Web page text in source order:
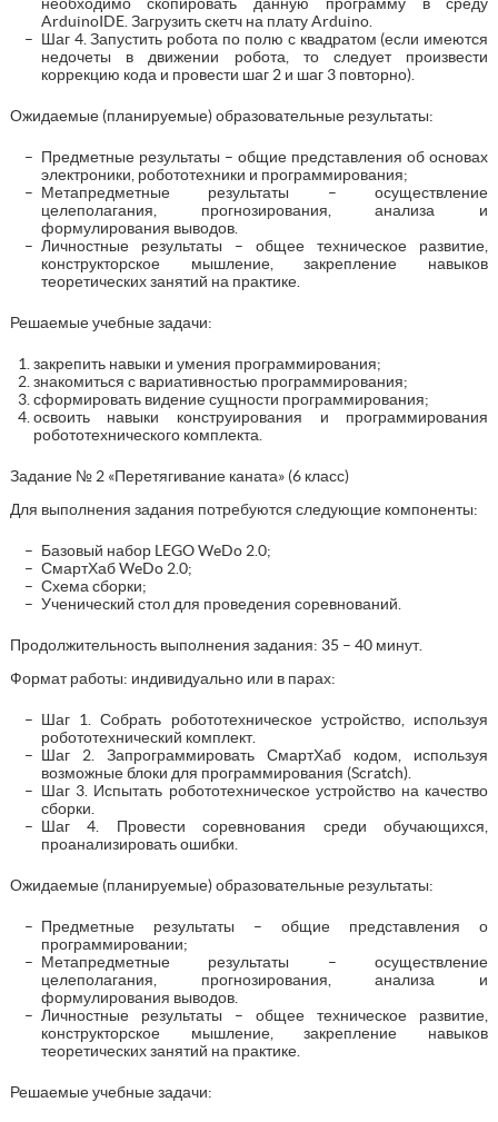
ArduinoIDE. Загрузить скетч на плату Arduino.
Шаг 4. Запустить робота по полю с квадратом (если имеются
недочеты в движении робота, то следует произвести
коррекцию кода и провести шаг 2 и шаг 3 повторно).
Ожидаемые (планируемые) образовательные результаты:
Предметные результаты – общие представления об основах
электроники, робототехники и программирования;
Метапредметные результаты – осуществление
целеполагания, прогнозирования, анализа и
формулирования выводов.
Личностные результаты – общее техническое развитие,
конструкторское мышление, закрепление навыков
теоретических занятий на практике.
Решаемые учебные задачи:
закрепить навыки и умения программирования;
знакомиться с вариативностью программирования;
сформировать видение сущности программирования;
освоить навыки конструирования и программирования
робототехнического комплекта.
Задание № 2 «Перетягивание каната» (6 класс)
Для выполнения задания потребуются следующие компоненты:
Базовый набор LEGO WeDo 2.0;
СмартХаб WeDo 2.0;
Схема сборки;
Ученический стол для проведения соревнований.
Продолжительность выполнения задания: 35 – 40 минут.
Формат работы: индивидуально или в парах:
Шаг 1. Собрать робототехническое устройство, используя
робототехнический комплект.
Шаг 2. Запрограммировать СмартХаб кодом, используя
возможные блоки для программирования (Scratch).
Шаг 3. Испытать робототехническое устройство на качество
сборки.
Шаг 4. Провести соревнования среди обучающихся,
проанализировать ошибки.
Ожидаемые (планируемые) образовательные результаты:
Предметные результаты – общие представления о
программировании;
Метапредметные результаты – осуществление
целеполагания, прогнозирования, анализа и
формулирования выводов.
Личностные результаты – общее техническое развитие,
конструкторское мышление, закрепление навыков
теоретических занятий на практике.
Решаемые учебные задачи: